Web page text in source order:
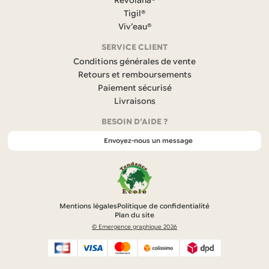
o
o
k
s
o
u
v
r
d
a
n
u
n
n
u
v
e
l
Tigil®
Viv’eau®
SERVICE CLIENT
Conditions générales de vente
Retours et remboursements
Paiement sécurisé
Livraisons
BESOIN D'AIDE ?
Envoyez-nous un message
Mentions légalesPolitique de confidentialité
Plan du site
© Emergence graphique 2026